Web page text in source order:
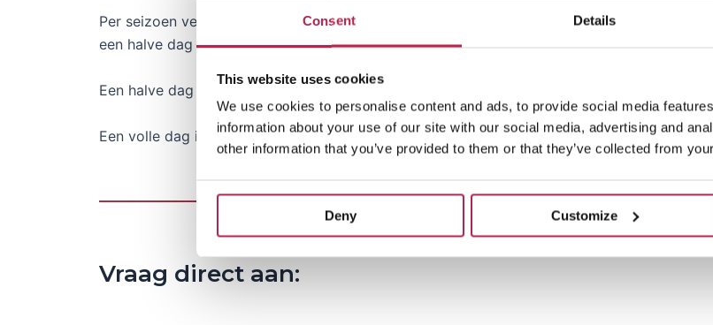
Consent Details
This website uses cookies
We use cookies to personalise content and ads, to provide social media
information about your use of our site with our social media, advertising and
other information that you’ve provided to them or that they’ve collected from
Deny Customize
Per seizoen verschillen de prijzen voor een hele dag of halve dag varen. Tijdens het
een halve dag varen en voor een volledige dag € 446,- incl. BTW.
Een halve dag is van 10:00 uur t/m 14:00 uur of 15:00 t/m 19:00 uur
Een volle dag is van 10:00 uur t/m 18:00 uur.
Vraag direct aan: